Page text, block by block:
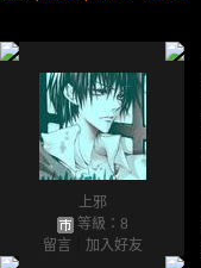
上邪
等級：8
留言
加入好友